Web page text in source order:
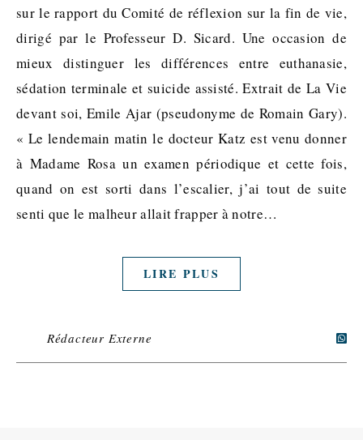
sur le rapport du Comité de réflexion sur la fin de vie,
dirigé par le Professeur D. Sicard. Une occasion de
mieux distinguer les différences entre euthanasie,
sédation terminale et suicide assisté. Extrait de La Vie
devant soi, Emile Ajar (pseudonyme de Romain Gary).
« Le lendemain matin le docteur Katz est venu donner
à Madame Rosa un examen périodique et cette fois,
quand on est sorti dans l’escalier, j’ai tout de suite
senti que le malheur allait frapper à notre…
LIRE PLUS
Rédacteur Externe